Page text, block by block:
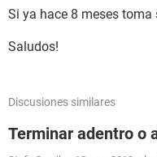
Si ya hace 8 meses toma
Saludos!
Discusiones similares
Terminar adentro o